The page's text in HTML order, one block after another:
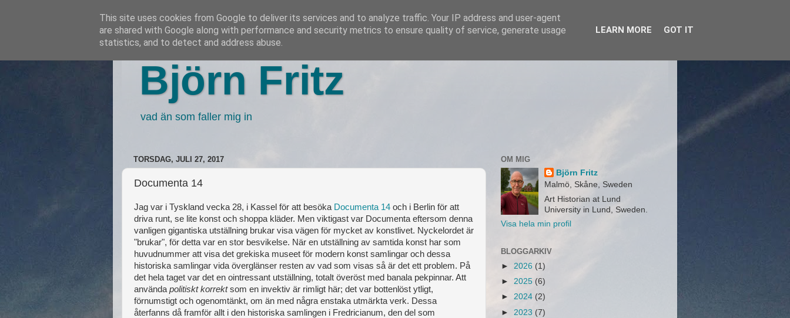
Björn Fritz
vad än som faller mig in
TORSDAG, JULI 27, 2017
Documenta 14
Jag var i Tyskland vecka 28, i Kassel för att besöka Documenta 14 och i Berlin för att
driva runt, se lite konst och shoppa kläder. Men viktigast var Documenta eftersom denna
vanligen gigantiska utställning brukar visa vägen för mycket av konstlivet. Nyckelordet är
"brukar", för detta var en stor besvikelse. När en utställning av samtida konst har som
huvudnummer att visa det grekiska museet för modern konst samlingar och dessa
historiska samlingar vida överglänser resten av vad som visas så är det ett problem. På
det hela taget var det en ointressant utställning, totalt överöst med banala pekpinnar. Att
använda politiskt korrektsom en invektiv är rimligt här; det var bottenlöst ytligt,
förnumstigt och ogenomtänkt, om än med några enstaka utmärkta verk. Dessa
återfanns då framför allt i den historiska samlingen i Fredricianum, den del som
OM MIG
Björn Fritz
Malmö, Skåne, Sweden
Art Historian at Lund
University in Lund, Sweden.
Visa hela min profil
BLOGGARKIV
► 2026 (1)
► 2025 (6)
► 2024 (2)
► 2023 (7)
This site uses cookies from Google to deliver its services and to analyze traffic. Your IP address and user-agent
are shared with Google along with performance and security metrics to ensure quality of service, generate usage
statistics, and to detect and address abuse.
LEARN MORE GOT IT